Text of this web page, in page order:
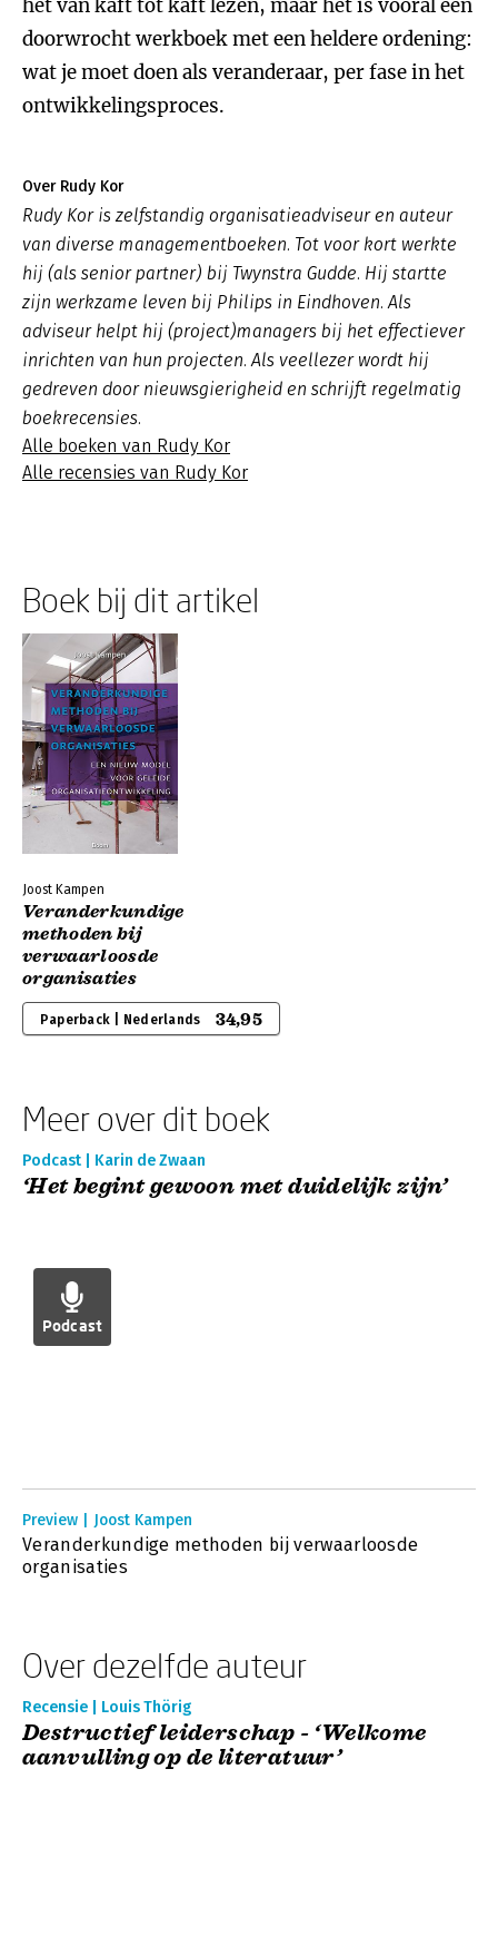
het van kaft tot kaft lezen, maar het is vooral een
doorwrocht werkboek met een heldere ordening:
wat je moet doen als veranderaar, per fase in het
ontwikkelingsproces.
Over Rudy Kor
Rudy Kor is zelfstandig organisatieadviseur en auteur
van diverse managementboeken. Tot voor kort werkte
hij (als senior partner) bij Twynstra Gudde. Hij startte
zijn werkzame leven bij Philips in Eindhoven. Als
adviseur helpt hij (project)managers bij het effectiever
inrichten van hun projecten. Als veellezer wordt hij
gedreven door nieuwsgierigheid en schrijft regelmatig
boekrecensies.
Alle boeken van Rudy Kor
Alle recensies van Rudy Kor
Boek bij dit artikel
Joost Kampen
Veranderkundige
methoden bij
verwaarloosde
organisaties
Paperback | Nederlands 34,95
Meer over dit boek
Podcast | Karin de Zwaan
‘Het begint gewoon met duidelijk zijn’
Podcast
Preview | Joost Kampen
Veranderkundige methoden bij verwaarloosde
organisaties
Over dezelfde auteur
Recensie | Louis Thörig
Destructief leiderschap - ‘Welkome
aanvulling op de literatuur’